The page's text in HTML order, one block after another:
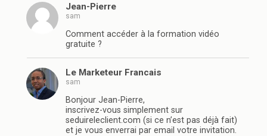
Jean-Pierre
sam
Comment accéder à la formation vidéo
gratuite ?
Le Marketeur Francais
sam
Bonjour Jean-Pierre,
inscrivez-vous simplement sur
seduireleclient.com (si ce n’est pas déjà fait)
et je vous enverrai par email votre invitation.